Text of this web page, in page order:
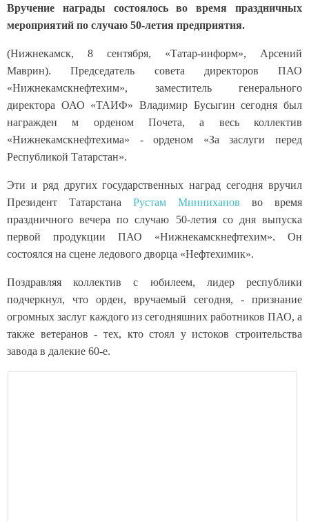
Вручение награды состоялось во время праздничных
мероприятий по случаю 50-летия предприятия.
(Нижнекамск, 8 сентября, «Татар-информ», Арсений
Маврин). Председатель совета директоров ПАО
«Нижнекамскнефтехим», заместитель генерального
директора ОАО «ТАИФ» Владимир Бусыгин сегодня был
награжден м орденом Почета, а весь коллектив
«Нижнекамскнефтехима» - орденом «За заслуги перед
Республикой Татарстан».
Эти и ряд других государственных наград сегодня вручил
Президент Татарстана Рустам Минниханов во время
праздничного вечера по случаю 50-летия со дня выпуска
первой продукции ПАО «Нижнекамскнефтехим». Он
состоялся на сцене ледового дворца «Нефтехимик».
Поздравляя коллектив с юбилеем, лидер республики
подчеркнул, что орден, вручаемый сегодня, - признание
огромных заслуг каждого из сегодняшних работников ПАО, а
также ветеранов - тех, кто стоял у истоков строительства
завода в далекие 60-е.